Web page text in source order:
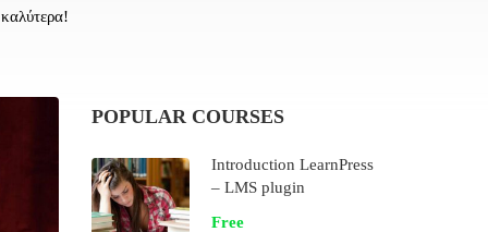
POPULAR COURSES
Introduction LearnPress
– LMS plugin
Free